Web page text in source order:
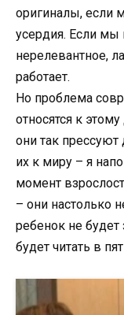
оригиналы, если
усердия. Если мы
нерелевантное,
работает.
Но проблема
относятся к
они так прессуют
их к миру – я
момент
– они настолько
ребенок не будет
будет читать в